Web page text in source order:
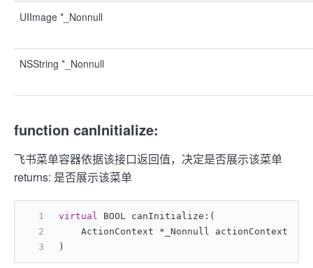
UIImage *_Nonnull
NSString *_Nonnull
function canInitialize:
飞书菜单容器依据该接口返回值，决定是否展示该菜单
returns: 是否展示该菜单
virtual BOOL canInitialize:(
    ActionContext *_Nonnull actionContext
)